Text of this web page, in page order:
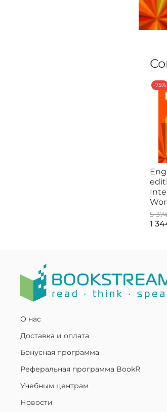
-75%
5
1
О нас
Доставка и оплата
Бонусная программа
Реферальная программа BookR
Учебным центрам
Новости